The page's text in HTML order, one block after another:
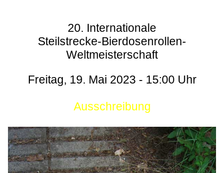
20. Internationale
Steilstrecke-Bierdosenrollen-
Weltmeisterschaft
Freitag, 19. Mai 2023 - 15:00 Uhr
Ausschreibung